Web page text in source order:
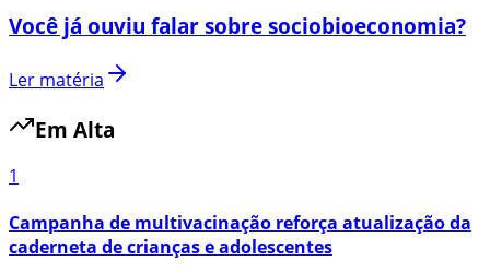
Você já ouviu falar sobre sociobioeconomia?
Ler matéria
Em Alta
1
Campanha de multivacinação reforça atualização da
caderneta de crianças e adolescentes